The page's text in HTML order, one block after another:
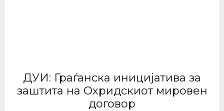
ДУИ: Граѓанска иницијатива за
заштита на Охридскиот мировен
договор